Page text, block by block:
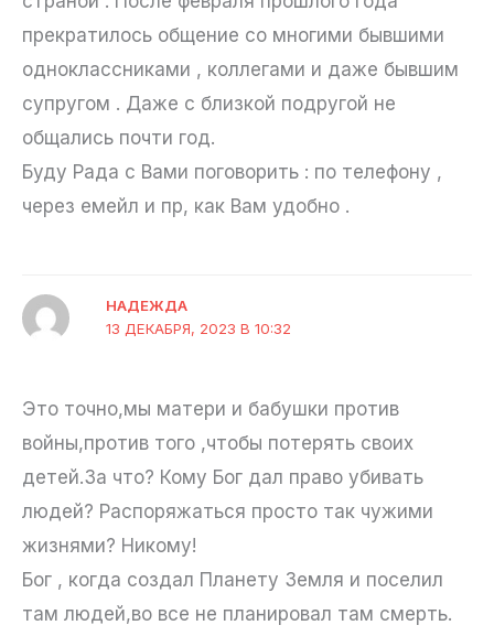
прекратилось общение со многими бывшими
одноклассниками , коллегами и даже бывшим
супругом . Даже с близкой подругой не
общались почти год.
Буду Рада с Вами поговорить : по телефону ,
через емейл и пр, как Вам удобно .
НАДЕЖДА
13 ДЕКАБРЯ, 2023 В 10:32
Это точно,мы матери и бабушки против
войны,против того ,чтобы потерять своих
детей.За что? Кому Бог дал право убивать
людей? Распоряжаться просто так чужими
жизнями? Никому!
Бог , когда создал Планету Земля и поселил
там людей,во все не планировал там смерть.